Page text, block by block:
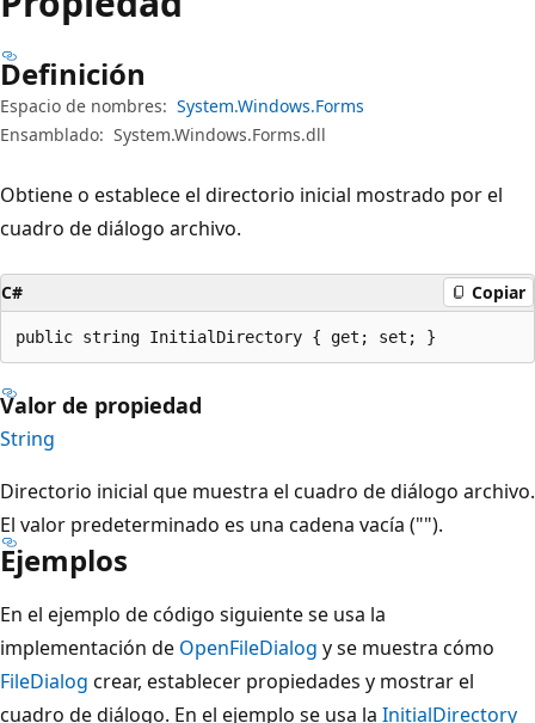
Definición
Espacio de nombres: System.Windows.Forms
Ensamblado: System.Windows.Forms.dll
Obtiene o establece el directorio inicial mostrado por el
cuadro de diálogo archivo.
C# Copiar
public string InitialDirectory { get; set; }
Valor de propiedad
String
Directorio inicial que muestra el cuadro de diálogo archivo.
El valor predeterminado es una cadena vacía ("").
Ejemplos
En el ejemplo de código siguiente se usa la
implementación de OpenFileDialog y se muestra cómo
FileDialog crear, establecer propiedades y mostrar el
cuadro de diálogo. En el ejemplo se usa la InitialDirectory